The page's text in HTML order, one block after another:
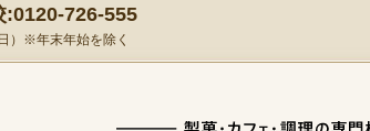
:0120-726-555
）※年末年始を除く